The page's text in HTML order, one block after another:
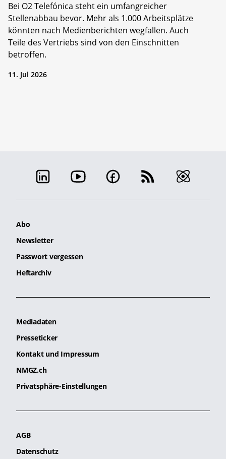
Bei O2 Telefónica steht ein umfangreicher
Stellenabbau bevor. Mehr als 1.000 Arbeitsplätze
könnten nach Medienberichten wegfallen. Auch
Teile des Vertriebs sind von den Einschnitten
betroffen.
11. Jul 2026
Abo
Newsletter
Passwort vergessen
Heftarchiv
Mediadaten
Presseticker
Kontakt und Impressum
NMGZ.ch
Privatsphäre-Einstellungen
AGB
Datenschutz